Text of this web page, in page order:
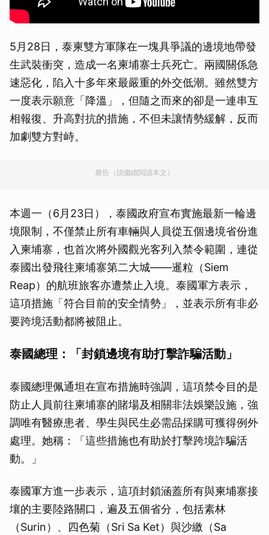
5月28日，泰柬雙方軍隊在一塊具爭議的邊境地帶發
生武裝衝突，造成一名柬埔寨士兵死亡。兩國關係急
速惡化，陷入十多年來最嚴重的外交低潮。雖然雙方
一度表示願意「降溫」，但隨之而來的卻是一連串互
相報復、升高對抗的措施，不但未讓情勢緩解，反而
加劇雙方對峙。
廣告（請繼續閱讀本文）
本週一（6月23日），泰國政府宣布實施最新一輪邊
境限制，不僅禁止所有車輛與人員從五個邊境省份進
入柬埔寨，也首次將外國觀光客列入禁令範圍，連從
泰國出發飛往柬埔寨第二大城——暹粒（Siem
Reap）的航班旅客亦遭禁止入境。泰國軍方表示，
這項措施「符合目前的安全情勢」，並表示所有非必
要跨境活動都將被阻止。
泰國總理：「封鎖邊境有助打擊詐騙活動」
泰國總理佩通坦在宣布措施時強調，這項禁令目的是
防止人員前往柬埔寨的賭場及相關非法娛樂設施，強
調唯有醫療患者、學生與民生必需品採購可獲得例外
處理。她稱：「這些措施也有助於打擊跨境詐騙活
動。」
泰國軍方進一步表示，這項封鎖涵蓋所有與柬埔寨接
壤的主要陸路關口，遍及五個省分，包括素林
（Surin）、四色菊（Sri Sa Ket）與沙繳（Sa